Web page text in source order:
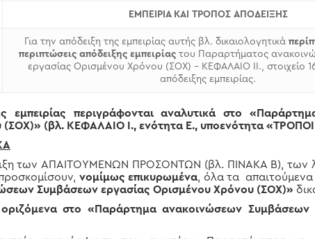
ΕΜΠΕΙΡΙΑ ΚΑΙ ΤΡΟΠΟΣ ΑΠΟΔΕΙΞΗΣ
Για την απόδειξη της εμπειρίας αυτής βλ. δικαιολογητικά
περιπτώσεις απόδειξης εμπειρίας του Παραρτήματος
εργασίας Ορισμένου Χρόνου (ΣΟΧ) – ΚΕΦΑΛΑΙΟ IΙ., στοιχείο
απόδειξης εμπειρίας.
εμπειρίας περιγράφονται αναλυτικά στο
(ΣΟΧ)» (βλ. ΚΕΦΑΛΑΙΟ ., ενότητα Ε., υποενότητα «
των ΑΠΑΙΤΟΥΜΕΝΩΝ ΠΡΟΣΟΝΤΩΝ (βλ. ΠΙΝΑΚΑ Β), των
νομίμως επικυρωμένα, όλα τα
Συμβάσεων εργασίας Ορισμένου Χρόνου (ΣΟΧ)»
στο «Παράρτημα ανακοινώσεων Συμβάσεων